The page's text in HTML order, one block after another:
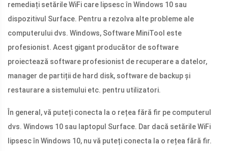
remediați setările WiFi care lipsesc în Windows 10 sau
dispozitivul Surface. Pentru a rezolva alte probleme ale
computerului dvs. Windows, Software MiniTool este
profesionist. Acest gigant producător de software
proiectează software profesionist de recuperare a datelor,
manager de partiții de hard disk, software de backup și
restaurare a sistemului etc. pentru utilizatori.
În general, vă puteți conecta la o rețea fără fir pe computerul
dvs. Windows 10 sau laptopul Surface. Dar dacă setările WiFi
lipsesc în Windows 10, nu vă puteți conecta la o rețea fără fir.